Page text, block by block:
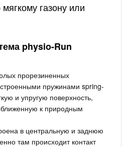
газону или
physio-Run
прорезиненных
пружинами spring-
и упругую поверхность,
к природным
в центральную и заднюю
там происходит контакт